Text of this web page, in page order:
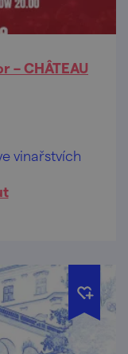
– CHÂTEAU
vinařstvích